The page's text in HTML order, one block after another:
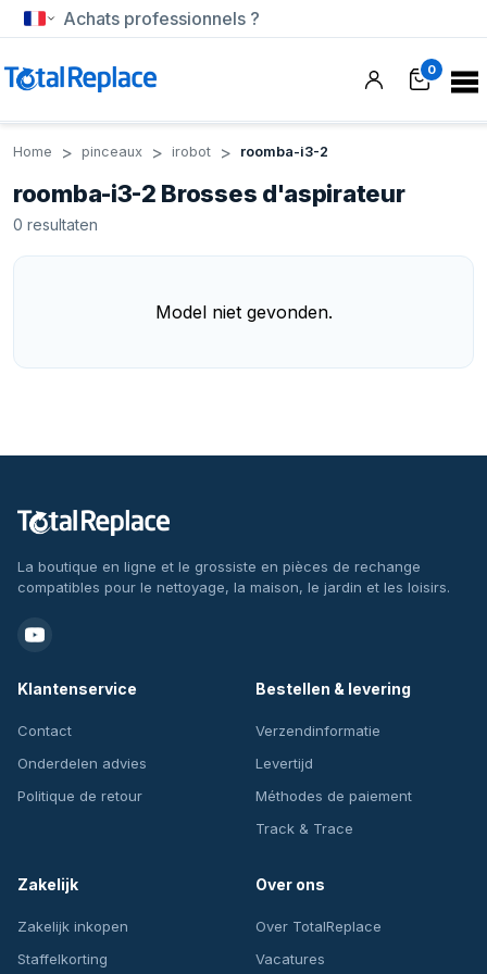
Achats professionnels ?
0
Home pinceaux irobot roomba-i3-2
roomba-i3-2 Brosses d'aspirateur
0 resultaten
Model niet gevonden.
La boutique en ligne et le grossiste en pièces de rechange
compatibles pour le nettoyage, la maison, le jardin et les loisirs.
Klantenservice
Contact
Onderdelen advies
Politique de retour
Bestellen & levering
Verzendinformatie
Levertijd
Méthodes de paiement
Track & Trace
Zakelijk
Zakelijk inkopen
Staffelkorting
Over ons
Over TotalReplace
Vacatures